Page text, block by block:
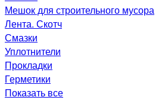
Мешок для строительного мусора
Лента. Скотч
Смазки
Уплотнители
Прокладки
Герметики
Показать все